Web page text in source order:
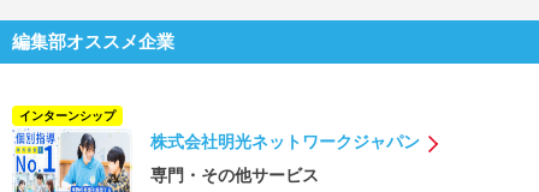
編集部オススメ企業
インターンシップ
株式会社明光ネットワークジャパン
専門・その他サービス